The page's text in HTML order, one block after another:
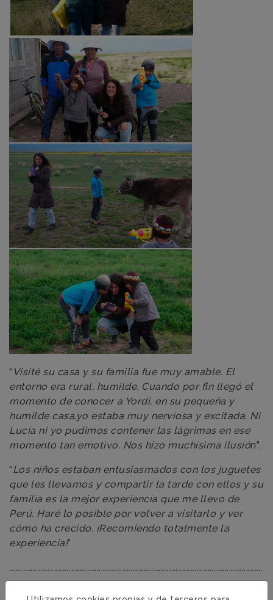
“ Visité su casa y su familia fue muy amable. El
entorno era rural, humilde. Cuando por fin llegó el
momento de conocer a Yordi, en su pequeña y
humilde casa,yo estaba muy nerviosa y excitada. Ni
Lucía ni yo pudimos contener las lágrimas en ese
momento tan emotivo. Nos hizo muchísima ilusión”.
“Los niños estaban entusiasmados con los juguetes
que les llevamos y compartir la tarde con ellos y su
familia es la mejor experiencia que me llevo de
Perú. Haré lo posible por volver a visitarlo y ver
cómo ha crecido. ¡Recomiendo totalmente la
experiencia!”
.......................................................................................................................